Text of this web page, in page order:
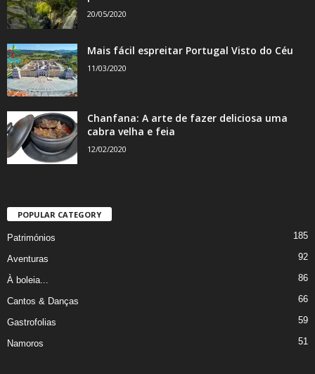
20/05/2020
Mais fácil espreitar Portugal Visto do Céu
11/03/2020
Chanfana: A arte de fazer deliciosa uma
cabra velha e feia
12/02/2020
POPULAR CATEGORY
Patrimónios 185
Aventuras 92
À boleia... 86
Cantos & Danças 66
Gastrofolias 59
Namoros 51